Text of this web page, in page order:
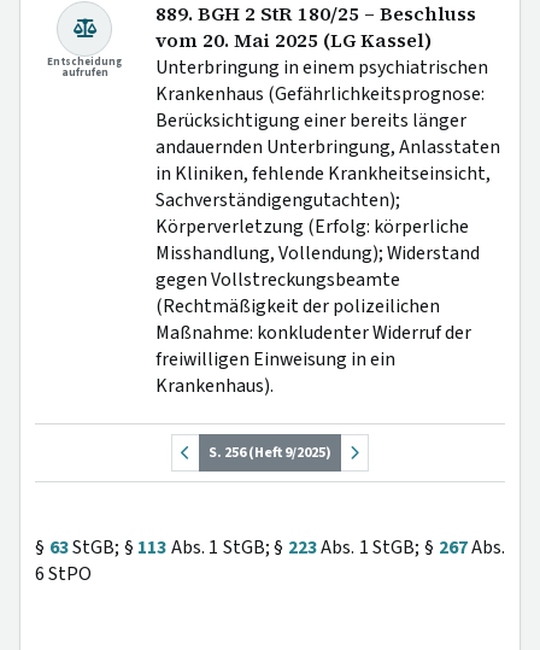
Entscheidung
aufrufen
889. BGH 2 StR 180/25 – Beschluss
vom 20. Mai 2025 (LG Kassel)
Unterbringung in einem psychiatrischen
Krankenhaus (Gefährlichkeitsprognose:
Berücksichtigung einer bereits länger
andauernden Unterbringung, Anlasstaten
in Kliniken, fehlende Krankheitseinsicht,
Sachverständigengutachten);
Körperverletzung (Erfolg: körperliche
Misshandlung, Vollendung); Widerstand
gegen Vollstreckungsbeamte
(Rechtmäßigkeit der polizeilichen
Maßnahme: konkludenter Widerruf der
freiwilligen Einweisung in ein
Krankenhaus).
S. 256 (Heft 9/2025)
§ 63StGB; § 113Abs. 1 StGB; § 223Abs. 1 StGB; § 267Abs.
6 StPO